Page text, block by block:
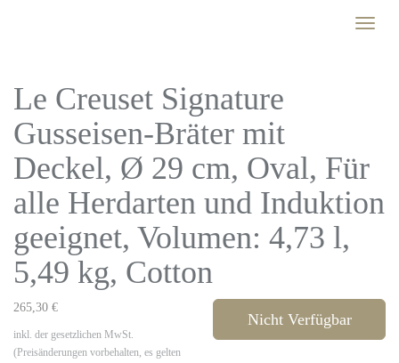
Toggle
Le Creuset Signature
Gusseisen-Bräter mit
Deckel, Ø 29 cm, Oval, Für
alle Herdarten und Induktion
geeignet, Volumen: 4,73 l,
5,49 kg, Cotton
265,30 €
inkl. der gesetzlichen MwSt.
(Preisänderungen vorbehalten, es gelten
Nicht Verfügbar